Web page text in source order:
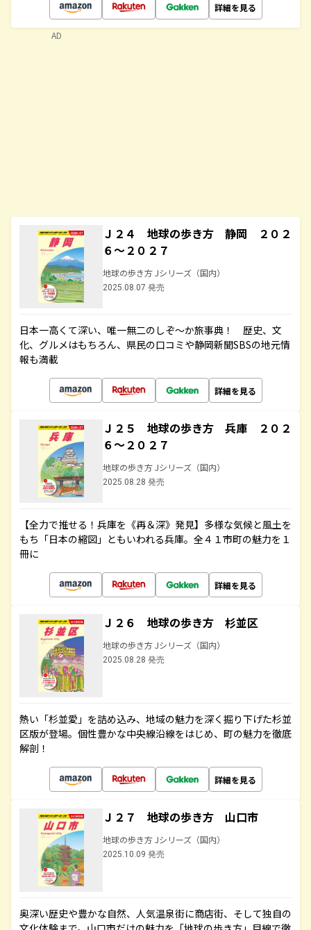
詳細を見る
Ｊ２４ 地球の歩き方 静岡 ２０２
６～２０２７
地球の歩き方 Jシリーズ（国内）
2025.08.07 発売
日本一高くて深い、唯一無二のしぞ～か旅事典！ 歴史、文
化、グルメはもちろん、県民の口コミや静岡新聞SBSの地元情
報も満載
詳細を見る
Ｊ２５ 地球の歩き方 兵庫 ２０２
６～２０２７
地球の歩き方 Jシリーズ（国内）
2025.08.28 発売
【全力で推せる！兵庫を《再＆深》発見】多様な気候と風土を
もち「日本の縮図」ともいわれる兵庫。全４１市町の魅力を１
冊に
詳細を見る
Ｊ２６ 地球の歩き方 杉並区
地球の歩き方 Jシリーズ（国内）
2025.08.28 発売
熱い「杉並愛」を詰め込み、地域の魅力を深く掘り下げた杉並
区版が登場。個性豊かな中央線沿線をはじめ、町の魅力を徹底
解剖！
詳細を見る
Ｊ２７ 地球の歩き方 山口市
地球の歩き方 Jシリーズ（国内）
2025.10.09 発売
奥深い歴史や豊かな自然、人気温泉街に商店街、そして独自の
AD